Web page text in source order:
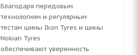
Благодаря передовым
технологиям и регулярным
тестам шины Ikon Tyres и шины
Nokian Tyres
обеспечивают уверенность